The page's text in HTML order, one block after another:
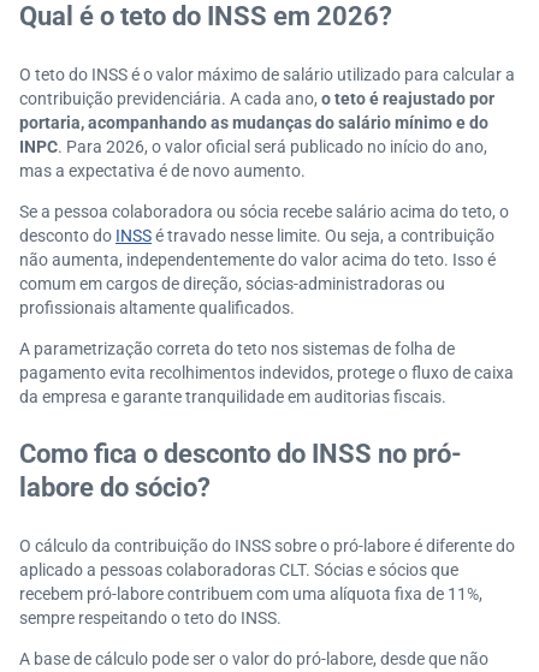
Qual é o teto do INSS em 2026?
O teto do INSS é o valor máximo de salário utilizado para calcular a
contribuição previdenciária. A cada ano, o teto é reajustado por
portaria, acompanhando as mudanças do salário mínimo e do
INPC. Para 2026, o valor oficial será publicado no início do ano,
mas a expectativa é de novo aumento.
Se a pessoa colaboradora ou sócia recebe salário acima do teto, o
desconto do INSSé travado nesse limite. Ou seja, a contribuição
não aumenta, independentemente do valor acima do teto. Isso é
comum em cargos de direção, sócias-administradoras ou
profissionais altamente qualificados.
A parametrização correta do teto nos sistemas de folha de
pagamento evita recolhimentos indevidos, protege o fluxo de caixa
da empresa e garante tranquilidade em auditorias fiscais.
Como fica o desconto do INSS no pró-
labore do sócio?
O cálculo da contribuição do INSS sobre o pró-labore é diferente do
aplicado a pessoas colaboradoras CLT. Sócias e sócios que
recebem pró-labore contribuem com uma alíquota fixa de 11%,
sempre respeitando o teto do INSS.
A base de cálculo pode ser o valor do pró-labore, desde que não